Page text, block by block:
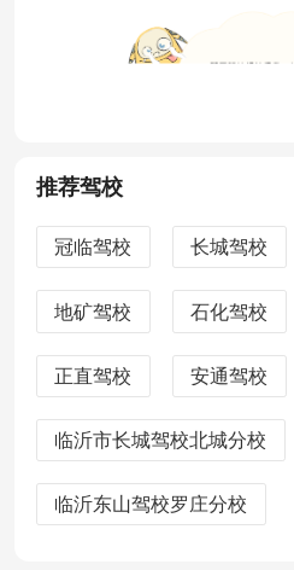
推荐驾校
冠临驾校 长城驾校
地矿驾校 石化驾校
正直驾校 安通驾校
临沂市长城驾校北城分校
临沂东山驾校罗庄分校